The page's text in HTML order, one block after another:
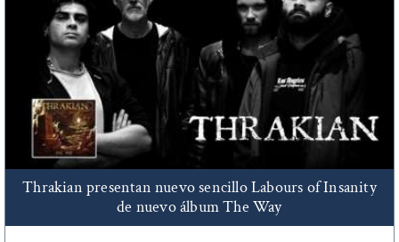
Thrakian presentan nuevo sencillo Labours of Insanity
de nuevo álbum The Way